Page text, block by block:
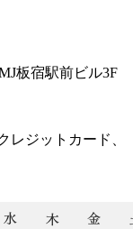
板宿駅前ビル3F
レジットカード、